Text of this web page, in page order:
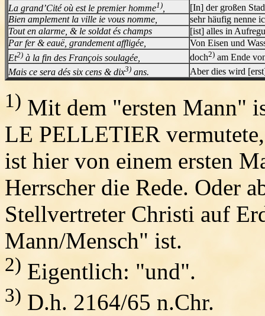
La grand’Cité où est le premier homme1)
[In] der großen
Bien amplement la ville ie vous nomme,
sehr häufig nenne
Tout en alarme, & le soldat és champs
[ist] alles in
Par fer & eauë, grandement affligée,
Von Eisen und
Et2) à la fin des François soulagée, doch2) am Ende
Mais ce sera dés six cens & dix3) ans. Aber dies wird
1) Mit dem "ersten Mann"
LE PELLETIER
ist hier von einem ersten
Herrscher die Rede. Oder
Stellvertreter Christi auf
Mann/Mensch" ist.
2) Eigentlich: "und".
3) D.h. 2164/65 n.Chr.